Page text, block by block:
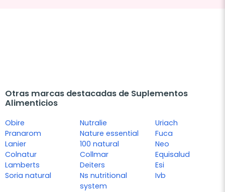
Otras marcas destacadas de Suplementos
Alimenticios
Obire
Pranarom
Lanier
Colnatur
Lamberts
Soria natural
Nutralie
Nature essential
100 natural
Collmar
Deiters
Ns nutritional
system
Uriach
Fuca
Neo
Equisalud
Esi
Ivb